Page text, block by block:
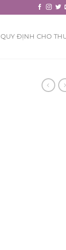
QUY ĐỊNH CHO